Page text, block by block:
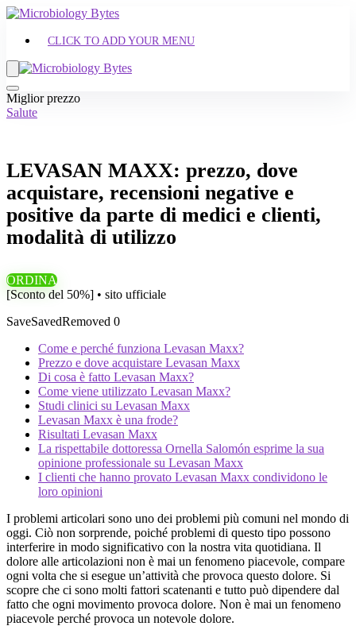
CLICK TO ADD YOUR MENU
Miglior prezzo
Salute
LEVASAN MAXX: prezzo, dove
acquistare, recensioni negative e
positive da parte di medici e clienti,
modalità di utilizzo
ORDINA
[Sconto del 50%] • sito ufficiale
SaveSavedRemoved 0
Come e perché funziona Levasan Maxx?
Prezzo e dove acquistare Levasan Maxx
Di cosa è fatto Levasan Maxx?
Come viene utilizzato Levasan Maxx?
Studi clinici su Levasan Maxx
Levasan Maxx è una frode?
Risultati Levasan Maxx
La rispettabile dottoressa Ornella Salomón esprime la sua
opinione professionale su Levasan Maxx
I clienti che hanno provato Levasan Maxx condividono le
loro opinioni
I problemi articolari sono uno dei problemi più comuni nel mondo di
oggi. Ciò non sorprende, poiché problemi di questo tipo possono
interferire in modo significativo con la nostra vita quotidiana. Il
dolore alle articolazioni non è mai un fenomeno piacevole, compare
ogni volta che si esegue un’attività che provoca questo dolore. Si
scopre che ci sono molti fattori scatenanti e tutto può dipendere dal
fatto che ogni movimento provoca dolore. Non è mai un fenomeno
piacevole perché provoca un notevole dolore.